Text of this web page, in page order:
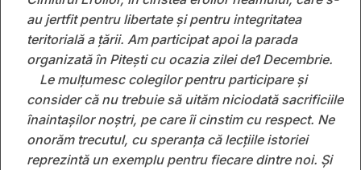
au jertfit pentru libertate și pentru integritatea
teritorială a țării. Am participat apoi la parada
organizată în Pitești cu ocazia zilei de1 Decembrie.
Le mulțumesc colegilor pentru participare și
consider că nu trebuie să uităm niciodată sacrificiile
înaintaşilor noştri, pe care îi cinstim cu respect. Ne
onorăm trecutul, cu speranţa că lecţiile istoriei
reprezintă un exemplu pentru fiecare dintre noi. Și